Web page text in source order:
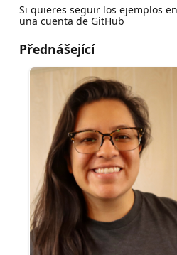
Si quieres seguir los ejemplos
una cuenta de GitHub
Přednášející